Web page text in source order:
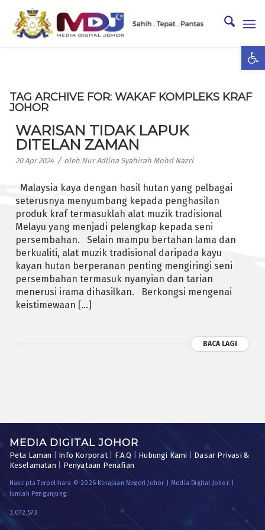
TAG ARCHIVE FOR: WAKAF KOMPLEKS KRAF
JOHOR
WARISAN TIDAK LAPUK
DITELAN ZAMAN
20 Apr 2024 / oleh Nur Adlina Syahirah Mohd Nazri
Malaysia kaya dengan hasil hutan yang pelbagai
seterusnya menyumbang kepada penghasilan
produk kraf termasuklah alat muzik tradisional
Melayu yang menjadi pelengkap kepada seni
persembahan. Selain mampu bertahan lama dan
berkualiti, alat muzik tradisional daripada kayu
kayan hutan berperanan penting mengiringi seni
persembahan termasuk nyanyian dan tarian
menerusi irama dihasilkan. Berkongsi mengenai
keistimewaan […]
BACA LAGI
MEDIA DIGITAL JOHOR
Peta Laman Info Korporat| F.A.Q Hubungi Kami
Dasar Privasi &
Keselamatan
Penyataan Penafian
Hakcipta Terpelihara © 2026 Kerajaan Negeri Johor | Media Digital Johor. |
Jumlah Pengunjung:
3,072,573